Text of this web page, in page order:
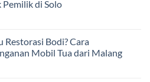
di Solo
Restorasi Bodi? Cara
Mobil Tua dari Malang